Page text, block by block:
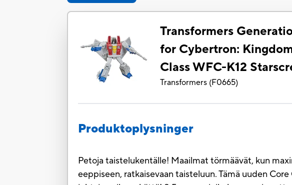
Transformers
for Cybertron:
Class WFC-K12
Transformers (F0665)
Produktoplysninger
Petoja taistelukentälle! Maailmat törmäävät, kun
eeppiseen, ratkaisevaan taisteluun. Tämä uuden